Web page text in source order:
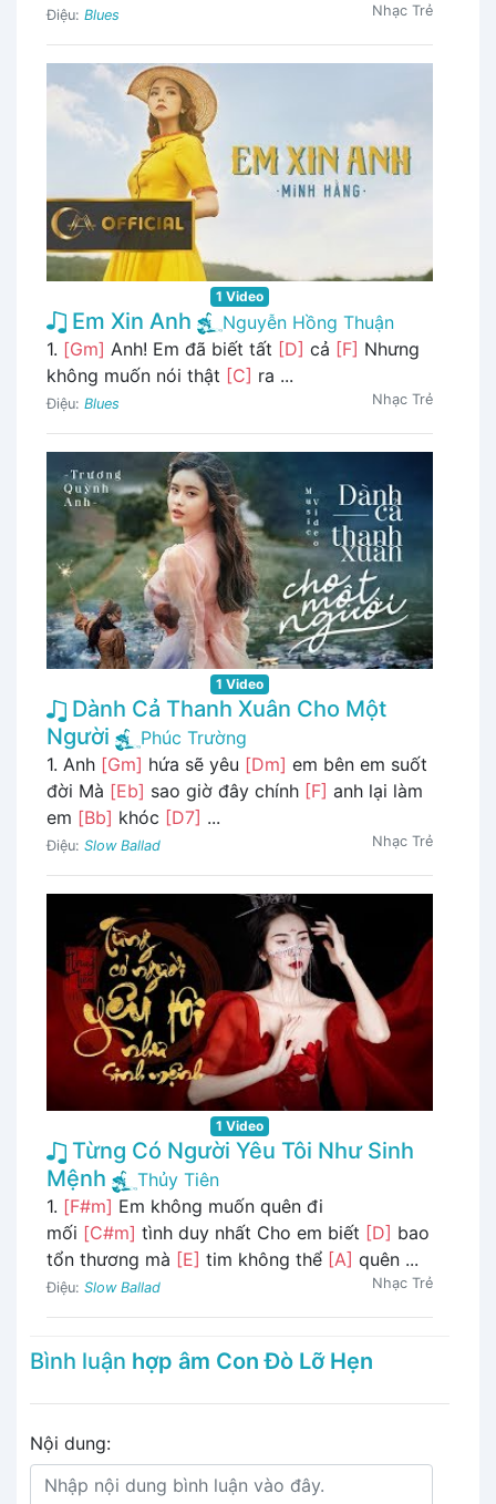
Điệu: Blues Nhạc Trẻ
1 Video
Em Xin Anh
Nguyễn Hồng Thuận
1. [Gm] Anh! Em đã biết tất [D] cả [F] Nhưng
không muốn nói thật [C] ra ...
Điệu: Blues Nhạc Trẻ
1 Video
Dành Cả Thanh Xuân Cho Một
Người
Phúc Trường
1. Anh [Gm] hứa sẽ yêu [Dm] em bên em suốt
đời Mà [Eb] sao giờ đây chính [F] anh lại làm
em [Bb] khóc [D7] ...
Điệu: Slow Ballad Nhạc Trẻ
1 Video
Từng Có Người Yêu Tôi Như Sinh
Mệnh
Thủy Tiên
1. [F#m] Em không muốn quên đi
mối [C#m] tình duy nhất Cho em biết [D] bao
tổn thương mà [E] tim không thể [A] quên ...
Điệu: Slow Ballad Nhạc Trẻ
Bình luận hợp âm Con Đò Lỡ Hẹn
Nội dung: